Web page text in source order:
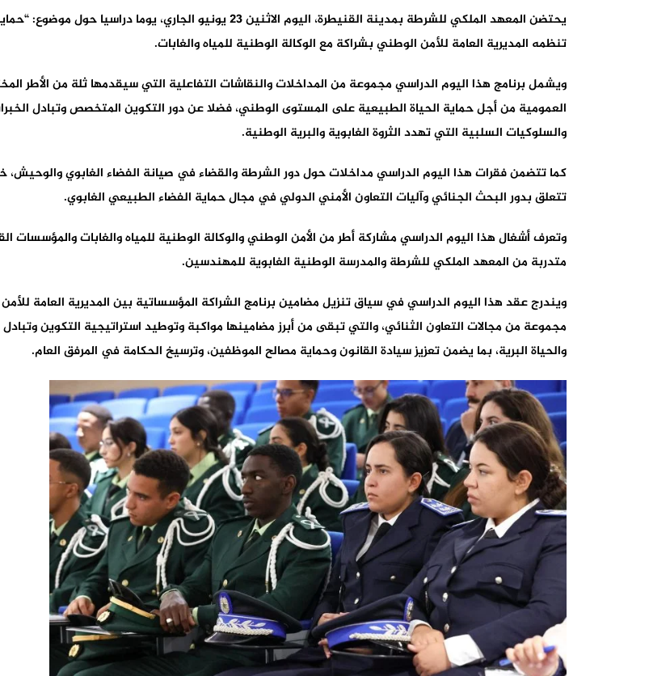
يحتضن المعهد الملكي للشرطة بمدينة القنيطرة، اليوم الاثنين 23
تنظمه المديرية العامة للأمن الوطني بشراكة مع الوكالة الوطنية للمياه والغابات.
ويشمل برنامج هذا اليوم الدراسي مجموعة من المداخلات والنقاشات التفاعلية التي سيقدمها ثلة من الأطر
العمومية من أجل حماية الحياة الطبيعية على المستوى الوطني، فضلا عن دور التكوين المتخصص وتبادل
والسلوكيات السلبية التي تهدد الثروة الغابوية والبرية الوطنية.
كما تتضمن فقرات هذا اليوم الدراسي مداخلات حول دور الشرطة والقضاء في صيانة الفضاء الغابوي والوحيش،
تتعلق بدور البحث الجنائي وآليات التعاون الأمني الدولي في مجال حماية الفضاء الطبيعي الغابوي.
وتعرف أشغال هذا اليوم الدراسي مشاركة أطر من الأمن الوطني والوكالة الوطنية للمياه والغابات والمؤسسات
متدربة من المعهد الملكي للشرطة والمدرسة الوطنية الغابوية للمهندسين.
ويندرج عقد هذا اليوم الدراسي في سياق تنزيل مضامين برنامج الشراكة المؤسساتية بين المديرية العامة
مجموعة من مجالات التعاون الثنائي، والتي تبقى من أبرز مضامينها مواكبة وتوطيد استراتيجية التكوين
والحياة البرية، بما يضمن تعزيز سيادة القانون وحماية مصالح الموظفين، وترسيخ الحكامة في المرفق العام.